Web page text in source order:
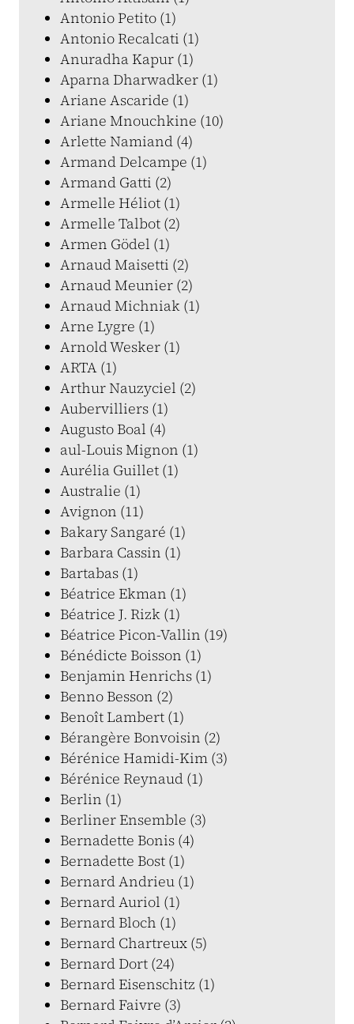
Antonio Petito (1)
Antonio Recalcati (1)
Anuradha Kapur (1)
Aparna Dharwadker (1)
Ariane Ascaride (1)
Ariane Mnouchkine (10)
Arlette Namiand (4)
Armand Delcampe (1)
Armand Gatti (2)
Armelle Héliot (1)
Armelle Talbot (2)
Armen Gödel (1)
Arnaud Maisetti (2)
Arnaud Meunier (2)
Arnaud Michniak (1)
Arne Lygre (1)
Arnold Wesker (1)
ARTA (1)
Arthur Nauzyciel (2)
Aubervilliers (1)
Augusto Boal (4)
aul-Louis Mignon (1)
Aurélia Guillet (1)
Australie (1)
Avignon (11)
Bakary Sangaré (1)
Barbara Cassin (1)
Bartabas (1)
Béatrice Ekman (1)
Béatrice J. Rizk (1)
Béatrice Picon-Vallin (19)
Bénédicte Boisson (1)
Benjamin Henrichs (1)
Benno Besson (2)
Benoît Lambert (1)
Bérangère Bonvoisin (2)
Bérénice Hamidi-Kim (3)
Bérénice Reynaud (1)
Berlin (1)
Berliner Ensemble (3)
Bernadette Bonis (4)
Bernadette Bost (1)
Bernard Andrieu (1)
Bernard Auriol (1)
Bernard Bloch (1)
Bernard Chartreux (5)
Bernard Dort (24)
Bernard Eisenschitz (1)
Bernard Faivre (3)